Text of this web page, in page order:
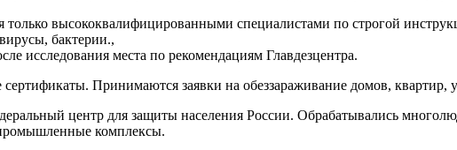
высококвалифицированными специалистами по строгой
бактерии.,
исследования места по рекомендациям Главдезцентра.
Принимаются заявки на обеззараживание домов,
центр для защиты населения России. Обрабатывались
комплексы.